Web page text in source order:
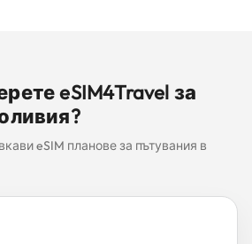
eSIM4Travel за
eSIM планове за пътувания в